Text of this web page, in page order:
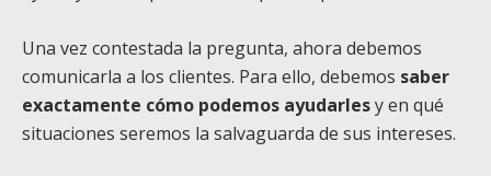
Una vez contestada la pregunta, ahora debemos
comunicarla a los clientes. Para ello, debemos saber
exactamente cómo podemos ayudarlesy en qué
situaciones seremos la salvaguarda de sus intereses.